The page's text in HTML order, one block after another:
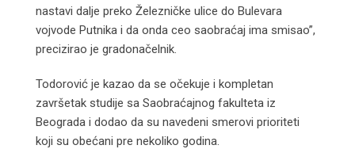
nastavi dalje preko Železničke ulice do Bulevara
vojvode Putnika i da onda ceo saobraćaj ima smisao”,
precizirao je gradonačelnik.
Todorović je kazao da se očekuje i kompletan
završetak studije sa Saobraćajnog fakulteta iz
Beograda i dodao da su navedeni smerovi prioriteti
koji su obećani pre nekoliko godina.